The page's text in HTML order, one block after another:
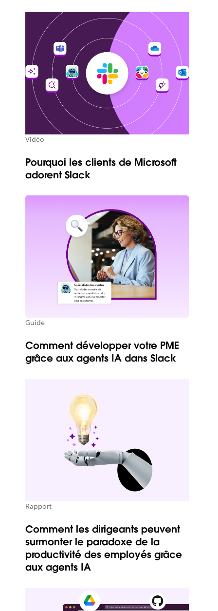
Vidéo
Pourquoi les clients de Microsoft
adorent Slack
Guide
Comment développer votre PME
grâce aux agents IA dans Slack
Rapport
Comment les dirigeants peuvent
surmonter le paradoxe de la
productivité des employés grâce
aux agents IA